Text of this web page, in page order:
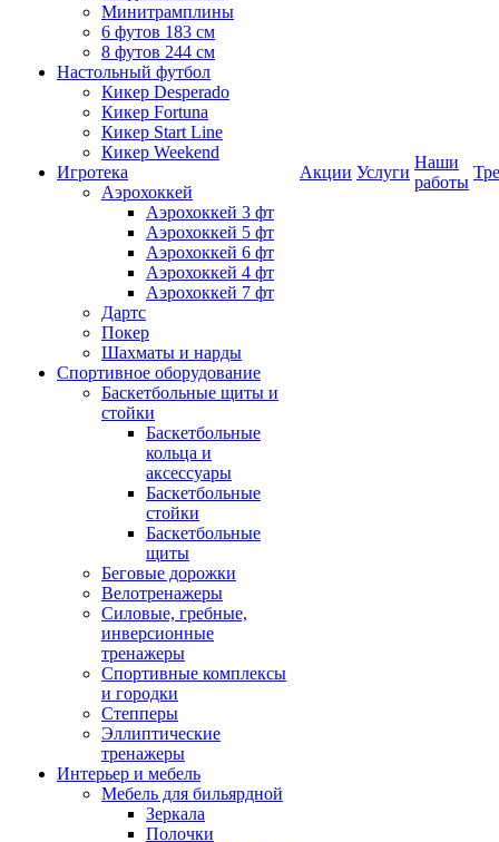
Минитрамплины
6 футов 183 см
8 футов 244 см
Настольный футбол
Кикер Desperado
Кикер Fortuna
Кикер Start Line
Кикер Weekend
Игротека
Аэрохоккей
Аэрохоккей 3 фт
Аэрохоккей 5 фт
Аэрохоккей 6 фт
Аэрохоккей 4 фт
Аэрохоккей 7 фт
Дартс
Покер
Шахматы и нарды
Спортивное оборудование
Баскетбольные щиты и
стойки
Баскетбольные
кольца и
аксессуары
Баскетбольные
стойки
Баскетбольные
щиты
Беговые дорожки
Велотренажеры
Силовые, гребные,
инверсионные
тренажеры
Спортивные комплексы
и городки
Степперы
Эллиптические
тренажеры
Интерьер и мебель
Мебель для бильярдной
Зеркала
Полочки
Акции Услуги
Наши
работы